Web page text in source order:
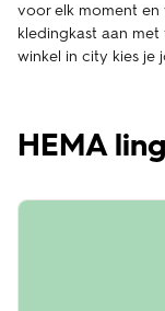
voor elk moment en
kledingkast aan
winkel in city kies je
HEMA